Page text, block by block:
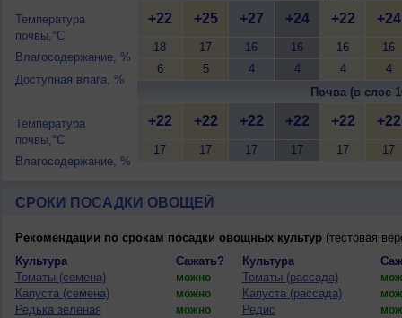
Температура
почвы,°C
Влагосодержание, %
Доступная влага, %
Температура
почвы,°C
Влагосодержание, %
+22
18
6
+25
17
5
+27
16
4
+24
16
4
+22
16
4
+24
16
4
Почва (в слое
+22
17
+22
17
+22
17
+22
17
+22
17
+22
17
СРОКИ ПОСАДКИ ОВОЩЕЙ
Рекомендации по срокам посадки овощных культур(тестовая
Культура
Сажать? Культура
Томаты (семена)
можно Томаты (рассада)
Капуста (семена) можно Капуста (рассада)
Редька зеленая можно Редис